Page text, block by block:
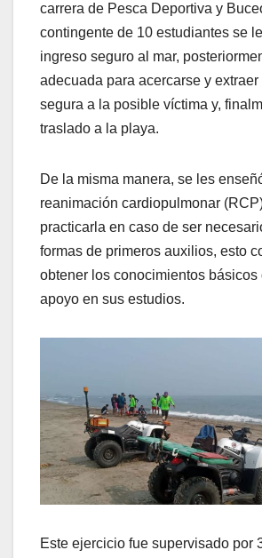
carrera de Pesca Deportiva y
contingente de 10 estudiantes se
ingreso seguro al mar,
adecuada para acercarse y extraer
segura a la posible víctima y,
traslado a la playa.
De la misma manera, se les
reanimación cardiopulmonar
practicarla en caso de ser
formas de primeros auxilios, esto
obtener los conocimientos básicos
apoyo en sus estudios.
Este ejercicio fue supervisado por